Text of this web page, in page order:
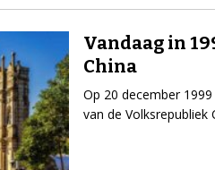
Vandaag in
China
Op 20 december
van de Volksrepubliek